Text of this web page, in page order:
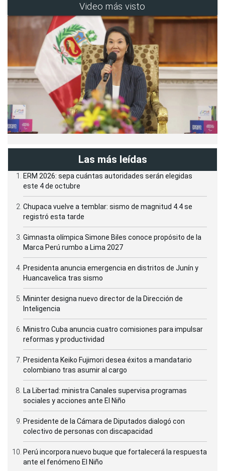
Video más visto
Las más leídas
ERM 2026: sepa cuántas autoridades serán elegidas
este 4 de octubre
Chupaca vuelve a temblar: sismo de magnitud 4.4 se
registró esta tarde
Gimnasta olímpica Simone Biles conoce propósito de la
Marca Perú rumbo a Lima 2027
Presidenta anuncia emergencia en distritos de Junín y
Huancavelica tras sismo
Mininter designa nuevo director de la Dirección de
Inteligencia
Ministro Cuba anuncia cuatro comisiones para impulsar
reformas y productividad
Presidenta Keiko Fujimori desea éxitos a mandatario
colombiano tras asumir al cargo
La Libertad: ministra Canales supervisa programas
sociales y acciones ante El Niño
Presidente de la Cámara de Diputados dialogó con
colectivo de personas con discapacidad
Perú incorpora nuevo buque que fortalecerá la respuesta
ante el fenómeno El Niño